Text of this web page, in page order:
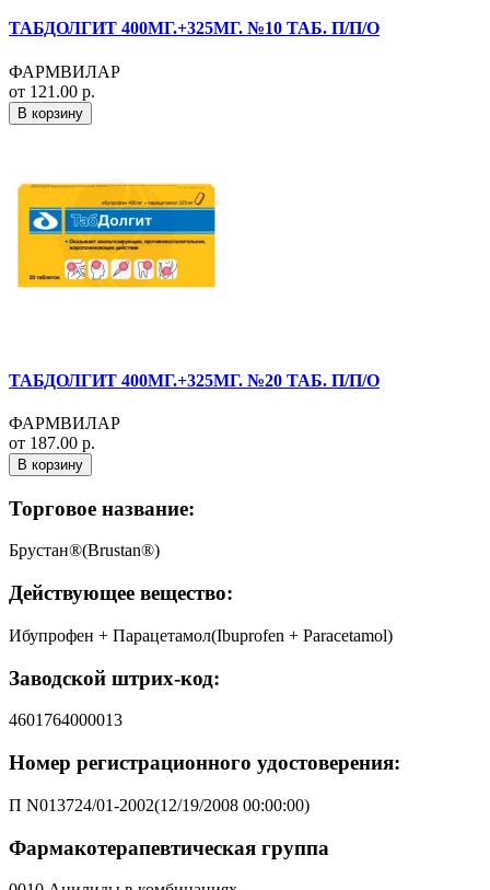
ТАБДОЛГИТ 400МГ.+325МГ. №10 ТАБ. П/П/О
ФАРМВИЛАР
от 121.00 р.
В корзину
ТАБДОЛГИТ 400МГ.+325МГ. №20 ТАБ. П/П/О
ФАРМВИЛАР
от 187.00 р.
В корзину
Торговое название:
Брустан®(Brustan®)
Действующее вещество:
Ибупрофен + Парацетамол(Ibuprofen + Paracetamol)
Заводской штрих-код:
4601764000013
Номер регистрационного удостоверения:
П N013724/01-2002(12/19/2008 00:00:00)
Фармакотерапевтическая группа